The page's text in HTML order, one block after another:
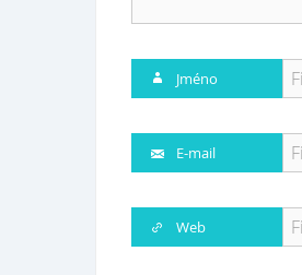
Jméno
E-mail
Web